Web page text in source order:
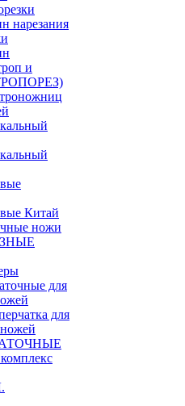
нарезания
и
Китай
ножи
для
для